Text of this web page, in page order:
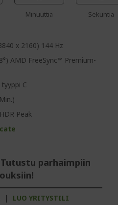
Minuuttia Sekuntia
x 2160) 144 Hz
AMD FreeSync™ Premium-
C
Peak
parhaimpiin
| LUO YRITYSTILI